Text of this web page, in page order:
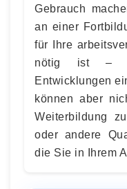
Gebrauch
an einer
für Ihre
nötig ist –
Entwicklungen
können aber
Weiterbildung
oder andere
die Sie in Ihrem